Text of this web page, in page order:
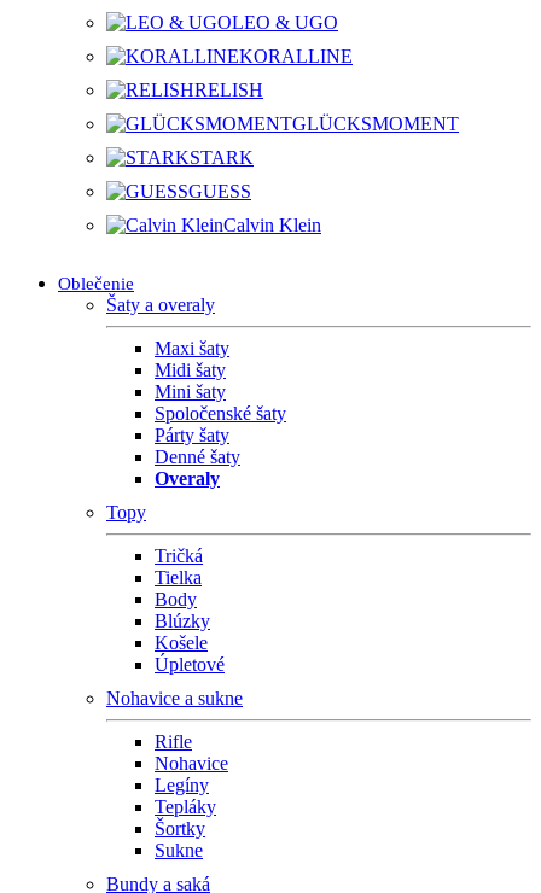
LEO & UGO
KORALLINE
RELISH
GLÜCKSMOMENT
STARK
GUESS
Calvin Klein
Oblečenie
Šaty a overaly
Maxi šaty
Midi šaty
Mini šaty
Spoločenské šaty
Párty šaty
Denné šaty
Overaly
Topy
Tričká
Tielka
Body
Blúzky
Košele
Úpletové
Nohavice a sukne
Rifle
Nohavice
Legíny
Tepláky
Šortky
Sukne
Bundy a saká